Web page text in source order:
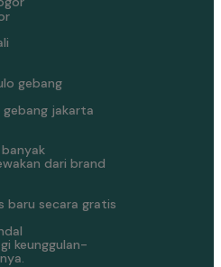
jakarta
dari brand
baru secara gratis
keunggulan-